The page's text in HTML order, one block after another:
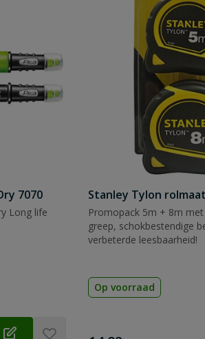
7070
Long life
Stanley Tylon
Promopack 5m + 8m
greep, schokbestendige
verbeterde leesbaarheid!
Op voorraad